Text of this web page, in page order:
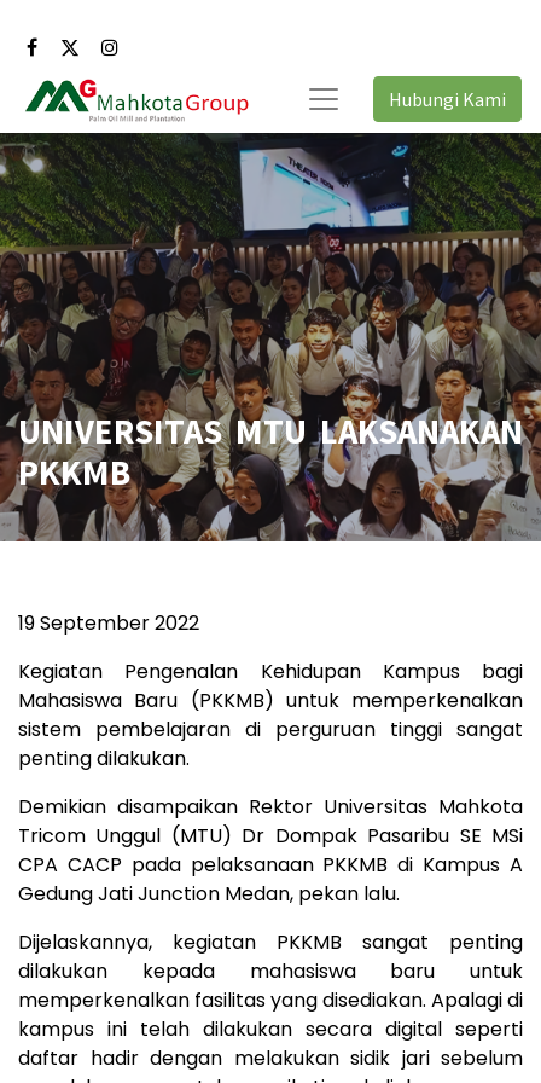
Hubungi Kami
UNIVERSITAS MTU LAKSANAKAN
PKKMB
19 September 2022
Kegiatan Pengenalan Kehidupan Kampus bagi
Mahasiswa Baru (PKKMB) untuk memperkenalkan
sistem pembelajaran di perguruan tinggi sangat
penting dilakukan.
Demikian disampaikan Rektor Universitas Mahkota
Tricom Unggul (MTU) Dr Dompak Pasaribu SE MSi
CPA CACP pada pelaksanaan PKKMB di Kampus A
Gedung Jati Junction Medan, pekan lalu.
Dijelaskannya, kegiatan PKKMB sangat penting
dilakukan kepada mahasiswa baru untuk
memperkenalkan fasilitas yang disediakan. Apalagi di
kampus ini telah dilakukan secara digital seperti
daftar hadir dengan melakukan sidik jari sebelum